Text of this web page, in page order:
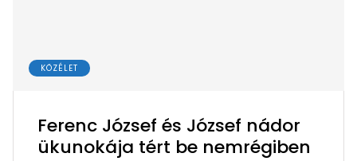
KÖZÉLET
Ferenc József és József nádor
ükunokája tért be nemrégiben